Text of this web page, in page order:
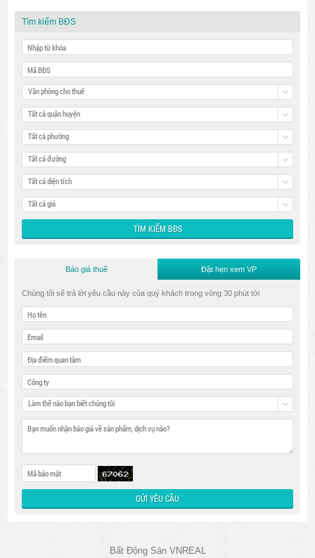
Tìm kiếm BĐS
Văn phòng cho thuê
Tất cả quận huyện
Tất cả phường
Tất cả đường
Tất cả diện tích
Tất cả giá
Báo giá thuê Đặt hẹn xem VP
Chúng tôi sẽ trả lời yêu cầu này của quý khách trong vòng 30 phút tới
Làm thế nào bạn biết chúng tôi
Bất Động Sản VNREAL